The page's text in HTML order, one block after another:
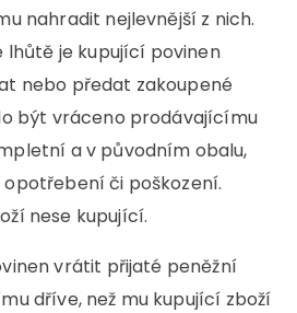
nahradit nejlevnější z nich.
lhůtě je kupující povinen
nebo předat zakoupené
být vráceno prodávajícímu
a v původním obalu,
či poškození.
nese kupující.
vrátit přijaté peněžní
dříve, než mu kupující zboží